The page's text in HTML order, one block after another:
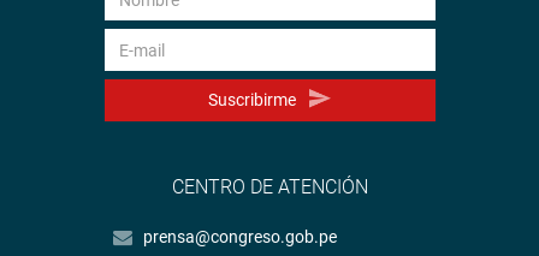
Suscribirme
CENTRO DE ATENCIÓN
prensa@congreso.gob.pe